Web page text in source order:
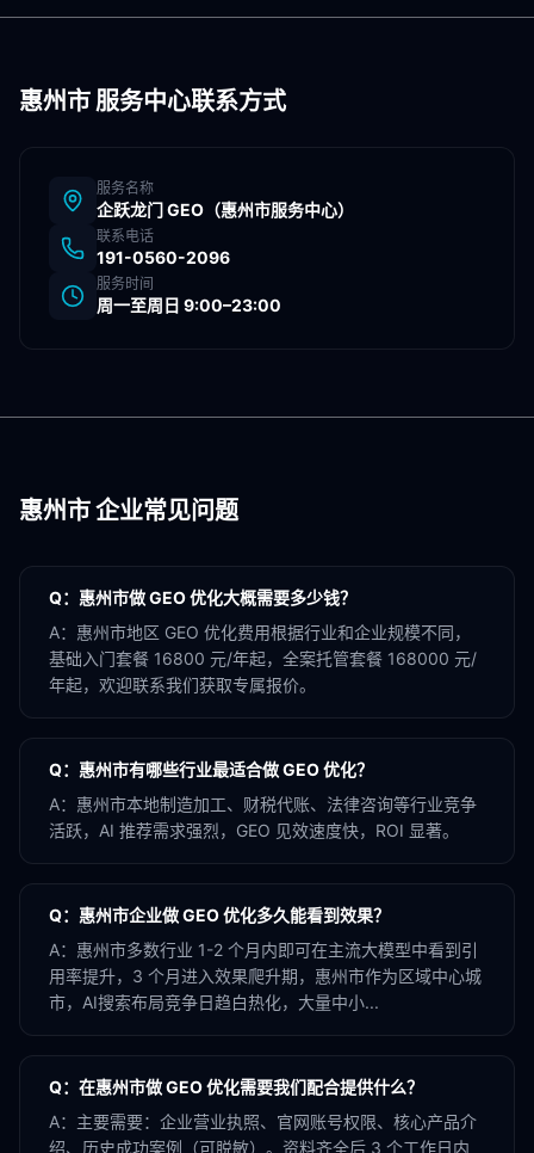
惠州市服务中心联系方式
服务名称
企跃龙门 GEO（惠州市服务中心）
联系电话
191-0560-2096
服务时间
周一至周日 9:00–23:00
惠州市企业常见问题
Q： 惠州市做 GEO 优化大概需要多少钱？
A： 惠州市地区 GEO 优化费用根据行业和企业规模不同，
基础入门套餐 16800 元/年起，全案托管套餐 168000 元/
年起，欢迎联系我们获取专属报价。
Q： 惠州市有哪些行业最适合做 GEO 优化？
A： 惠州市本地制造加工、财税代账、法律咨询等行业竞争
活跃，AI 推荐需求强烈，GEO 见效速度快，ROI 显著。
Q： 惠州市企业做 GEO 优化多久能看到效果？
A： 惠州市多数行业 1-2 个月内即可在主流大模型中看到引
用率提升，3 个月进入效果爬升期，惠州市作为区域中心城
市，AI搜索布局竞争日趋白热化，大量中小...
Q： 在惠州市做 GEO 优化需要我们配合提供什么？
A： 主要需要：企业营业执照、官网账号权限、核心产品介
绍、历史成功案例（可脱敏）。资料齐全后 3 个工作日内